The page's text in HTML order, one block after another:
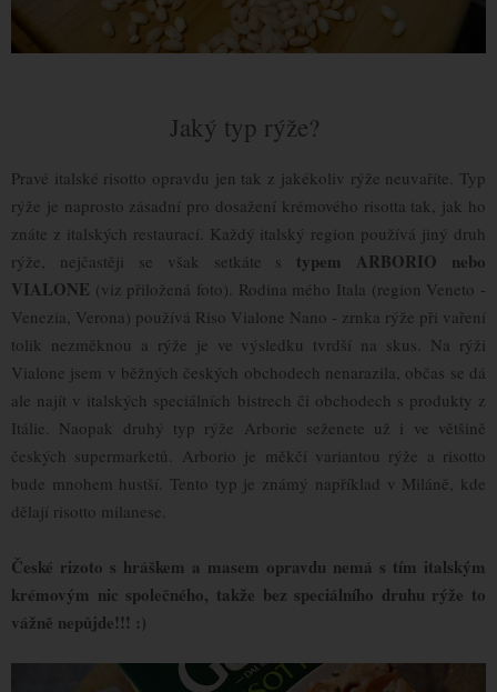
Jaký typ rýže?
Pravé italské risotto opravdu jen tak z jakékoliv rýže neuvaříte. Typ
rýže je naprosto zásadní pro dosažení krémového risotta tak, jak ho
znáte z italských restaurací. Každý italský region používá jiný druh
rýže, nejčastěji se však setkáte s typem ARBORIO nebo
VIALONE (viz přiložená foto). Rodina mého Itala (region Veneto -
Venezia, Verona) používá Riso Vialone Nano - zrnka rýže při vaření
tolik nezměknou a rýže je ve výsledku tvrdší na skus. Na rýži
Vialone jsem v běžných českých obchodech nenarazila, občas se dá
ale najít v italských speciálních bistrech či obchodech s produkty z
Itálie. Naopak druhý typ rýže Arborie seženete už i ve většině
českých supermarketů. Arborio je měkčí variantou rýže a risotto
bude mnohem hustší. Tento typ je známý například v Miláně, kde
dělají risotto milanese.
České rizoto s hráškem a masem opravdu nemá s tím italským
krémovým nic společného, takže bez speciálního druhu rýže to
vážně nepůjde!!! :)